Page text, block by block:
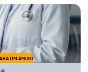
UM AMIGO